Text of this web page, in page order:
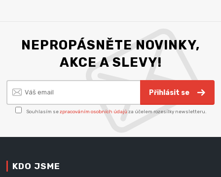
NEPROPÁSNĚTE NOVINKY,
AKCE A SLEVY!
Přihlásit se
Souhlasím sezpracováním osobních údajů za účelem rozesílky newsletteru.
KDO JSME